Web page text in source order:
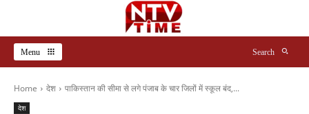
Menu Search
Home देश पाकिस्तान की सीमा से लगे पंजाब के चार जिलों में स्कूल बंद,...
देश